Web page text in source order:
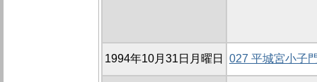
1994年10月31日月曜日 027 平城宮小子